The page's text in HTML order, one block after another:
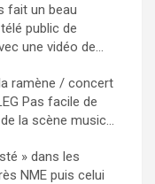
fait un beau
public de
une vidéo de...
ramène / concert
Pas facile de
la scène music...
» dans les
NME puis celui